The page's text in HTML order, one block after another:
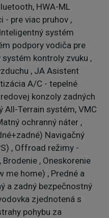
HWA-ML
- pre viac pruhov ,
systém
podpory vodiča pre
kontroly zvuku ,
, JA Asistent
A/C - tepelné
konzoly zadných
All-Terrain systém, VMC
ochranný náter ,
Navigačný
, Offroad režimy -
Brodenie , Oneskorenie
home) , Predné a
a zadný bezpečnostný
zjednotená s
pohybu za